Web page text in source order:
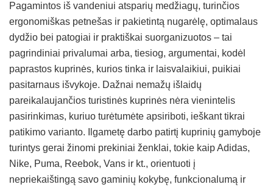
Pagamintos iš vandeniui atsparių medžiagų, turinčios
ergonomiškas petnešas ir pakietintą nugarėlę, optimalaus
dydžio bei patogiai ir praktiškai suorganizuotos – tai
pagrindiniai privalumai arba, tiesiog, argumentai, kodėl
paprastos kuprinės, kurios tinka ir laisvalaikiui, puikiai
pasitarnaus išvykoje. Dažnai nemažų išlaidų
pareikalaujančios turistinės kuprinės nėra vienintelis
pasirinkimas, kuriuo turėtumėte apsiriboti, ieškant tikrai
patikimo varianto. Ilgametę darbo patirtį kuprinių gamyboje
turintys gerai žinomi prekiniai ženklai, tokie kaip Adidas,
Nike, Puma, Reebok, Vans ir kt., orientuoti į
nepriekaištingą savo gaminių kokybę, funkcionalumą ir